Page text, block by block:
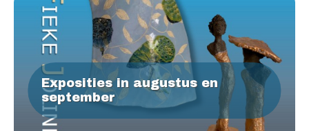
Exposities in augustus en
september